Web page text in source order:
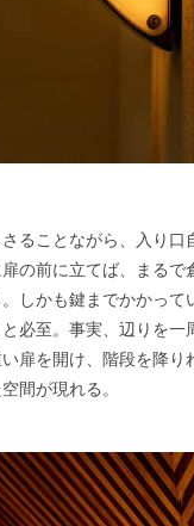
ることながら、入り
の前に立てば、まる
しかも鍵までかかっ
至。事実、辺りを一
扉を開け、階段を降
間が現れる。